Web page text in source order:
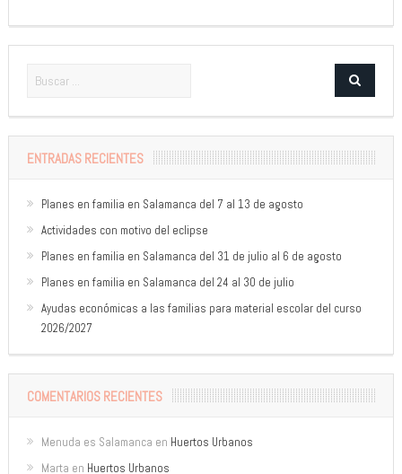
ENTRADAS RECIENTES
Planes en familia en Salamanca del 7 al 13 de agosto
Actividades con motivo del eclipse
Planes en familia en Salamanca del 31 de julio al 6 de agosto
Planes en familia en Salamanca del 24 al 30 de julio
Ayudas económicas a las familias para material escolar del curso
2026/2027
COMENTARIOS RECIENTES
Menuda es Salamanca en Huertos Urbanos
Marta en Huertos Urbanos